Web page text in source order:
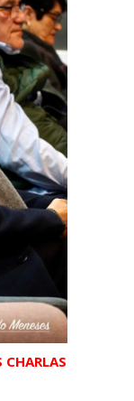
CHARLAS